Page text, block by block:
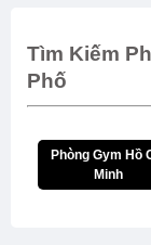
Tìm Kiếm
Phố
Phòng Gym Hồ
Minh